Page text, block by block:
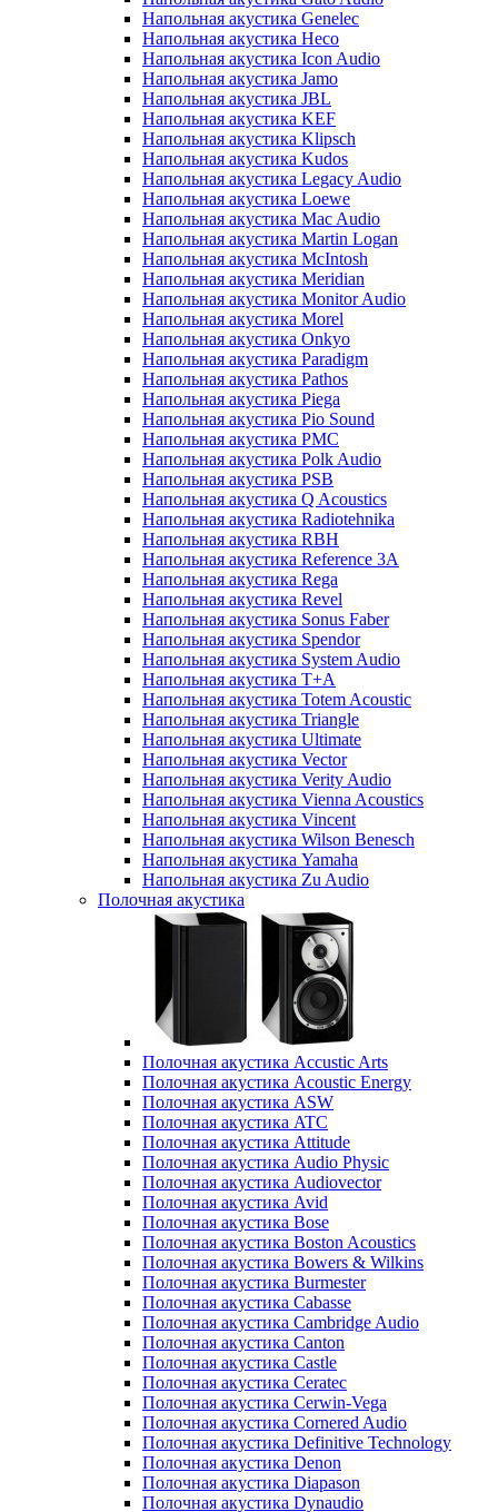
Напольная акустика Genelec
Напольная акустика Heco
Напольная акустика Icon Audio
Напольная акустика Jamo
Напольная акустика JBL
Напольная акустика KEF
Напольная акустика Klipsch
Напольная акустика Kudos
Напольная акустика Legacy Audio
Напольная акустика Loewe
Напольная акустика Mac Audio
Напольная акустика Martin Logan
Напольная акустика McIntosh
Напольная акустика Meridian
Напольная акустика Monitor Audio
Напольная акустика Morel
Напольная акустика Onkyo
Напольная акустика Paradigm
Напольная акустика Pathos
Напольная акустика Piega
Напольная акустика Pio Sound
Напольная акустика PMC
Напольная акустика Polk Audio
Напольная акустика PSB
Напольная акустика Q Acoustics
Напольная акустика Radiotehnika
Напольная акустика RBH
Напольная акустика Reference 3A
Напольная акустика Rega
Напольная акустика Revel
Напольная акустика Sonus Faber
Напольная акустика Spendor
Напольная акустика System Audio
Напольная акустика T+A
Напольная акустика Totem Acoustic
Напольная акустика Triangle
Напольная акустика Ultimate
Напольная акустика Vector
Напольная акустика Verity Audio
Напольная акустика Vienna Acoustics
Напольная акустика Vincent
Напольная акустика Wilson Benesch
Напольная акустика Yamaha
Напольная акустика Zu Audio
Полочная акустика
Полочная акустика Accustic Arts
Полочная акустика Acoustic Energy
Полочная акустика ASW
Полочная акустика ATC
Полочная акустика Attitude
Полочная акустика Audio Physic
Полочная акустика Audiovector
Полочная акустика Avid
Полочная акустика Bose
Полочная акустика Boston Acoustics
Полочная акустика Bowers & Wilkins
Полочная акустика Burmester
Полочная акустика Cabasse
Полочная акустика Cambridge Audio
Полочная акустика Canton
Полочная акустика Castle
Полочная акустика Ceratec
Полочная акустика Cerwin-Vega
Полочная акустика Cornered Audio
Полочная акустика Definitive Technology
Полочная акустика Denon
Полочная акустика Diapason
Полочная акустика Dynaudio